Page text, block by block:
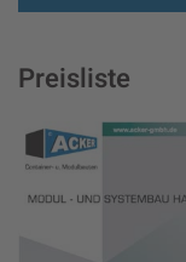
Preisliste